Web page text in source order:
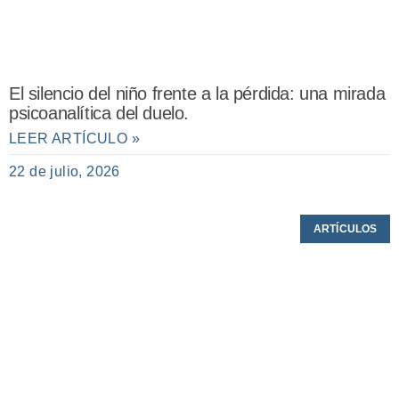
El silencio del niño frente a la pérdida: una mirada
psicoanalítica del duelo.
LEER ARTÍCULO »
22 de julio, 2026
ARTÍCULOS